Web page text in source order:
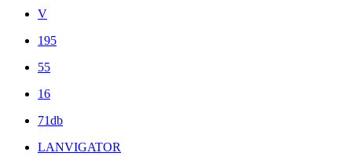
V
195
55
16
71db
LANVIGATOR